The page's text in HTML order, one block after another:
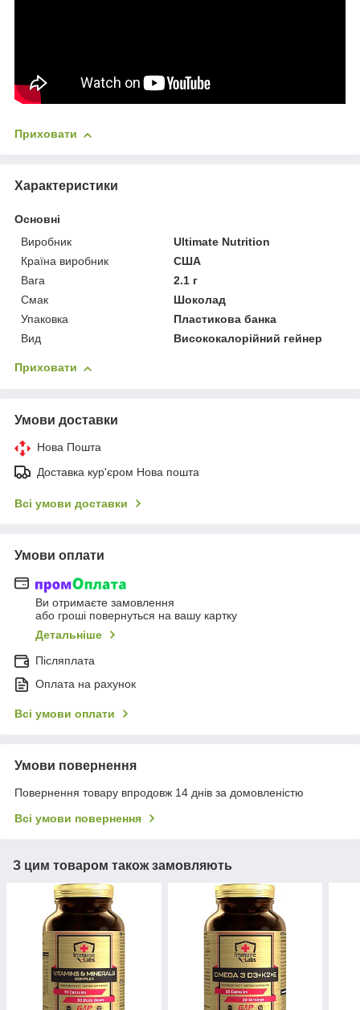
Приховати
Характеристики
Основні
Виробник
Ultimate Nutrition
Країна виробник
США
Вага
2.1 г
Смак
Шоколад
Упаковка
Пластикова банка
Вид
Висококалорійний гейнер
Приховати
Умови доставки
Нова Пошта
Доставка кур'єром Нова пошта
Всі умови доставки
Умови оплати
Ви отримаєте замовлення
або гроші повернуться на вашу картку
Детальніше
Післяплата
Оплата на рахунок
Всі умови оплати
Умови повернення
Повернення товару впродовж 14 днів за домовленістю
Всі умови повернення
З цим товаром також замовляють